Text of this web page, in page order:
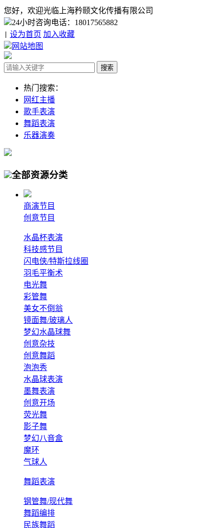
您好，欢迎光临上海矜颐文化传播有限公司
24小时咨询电话：18017565882
设为首页 加入收藏
网站地图
热门搜索：
网红主播
歌手表演
舞蹈表演
乐器演奏
全部资源分类
商演节目
创意节目
水晶杯表演
科技感节目
闪电侠/特斯拉线圈
羽毛平衡术
电光舞
彩管舞
美女不倒翁
镜面舞/玻璃人
梦幻水晶球舞
创意杂技
创意舞蹈
泡泡秀
水晶球表演
墨舞表演
创意开场
荧光舞
影子舞
梦幻八音盒
魔环
气球人
舞蹈表演
钢管舞/现代舞
舞蹈编排
民族舞蹈